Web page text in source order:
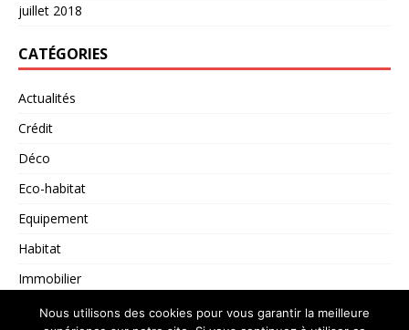
juillet 2018
CATÉGORIES
Actualités
Crédit
Déco
Eco-habitat
Equipement
Habitat
Immobilier
Non classé
Nous utilisons des cookies pour vous garantir la meilleure